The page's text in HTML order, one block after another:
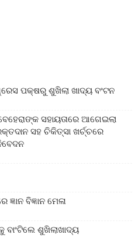
ପକ୍ଷରୁ ଶୁଖିଲା ଖାଦ୍ୟ ବଂଟନ
ସହାୟତାରେ ଆଗେଇଲା
ସହ ଚିକିତ୍ସା ଖର୍ଚ୍ଚରେ
ବିଜ୍ଞାନ ମେଳା
ଶୁଖିଲାଖାଦ୍ୟ